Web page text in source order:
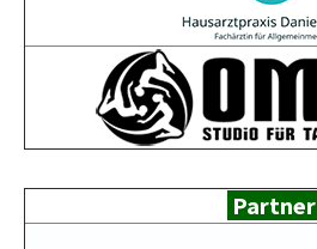
Partner